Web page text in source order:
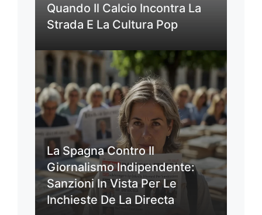
Quando Il Calcio Incontra La
Strada E La Cultura Pop
La Spagna Contro Il
Giornalismo Indipendente:
Sanzioni In Vista Per Le
Inchieste De La Directa